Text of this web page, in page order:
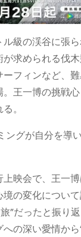
級の渓谷に張
求められる伐
フィンなど、
。王一博の挑戦
。
グが自分を導
上映会で、王一
の変化につい
”だったと振り
の深い愛情か